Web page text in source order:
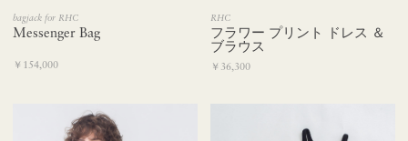
bagjack for RHC
Messenger Bag
￥154,000
RHC
フラワー プリント ドレス ＆
ブラウス
￥36,300